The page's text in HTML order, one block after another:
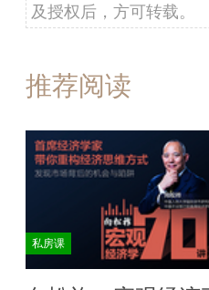
及授权后，方可转载。
推荐阅读
私房课